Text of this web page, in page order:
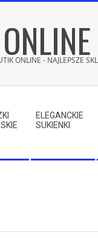
ONLINE - NAJLEPSZE
ELEGANCKIE
SUKIENKI